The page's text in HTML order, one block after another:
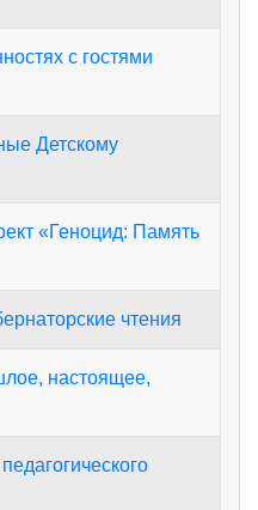
с гостями
Детскому
«Геноцид: Память
чтения
настоящее,